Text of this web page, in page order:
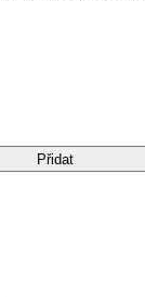
Přidat